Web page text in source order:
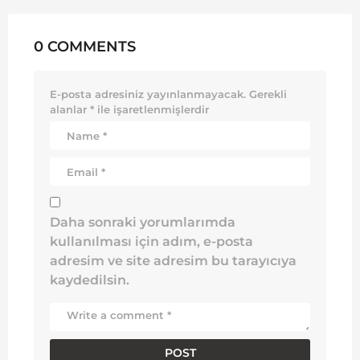
0 COMMENTS
E-posta adresiniz yayınlanmayacak. Gerekli
alanlar * ile işaretlenmişlerdir
Daha sonraki yorumlarımda
kullanılması için adım, e-posta
adresim ve site adresim bu tarayıcıya
kaydedilsin.